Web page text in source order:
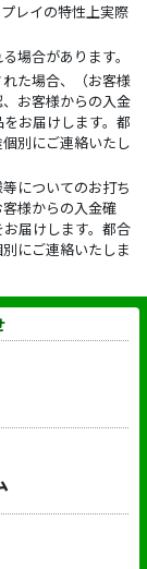
レイの特性上実際
場合があります。
た場合、（お客様
お客様からの入金
お届けします。都
別にご連絡いたし
についてのお打ち
様からの入金確
届けします。都合
にご連絡いたしま